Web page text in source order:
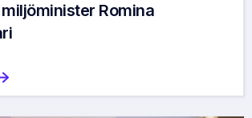
Romina